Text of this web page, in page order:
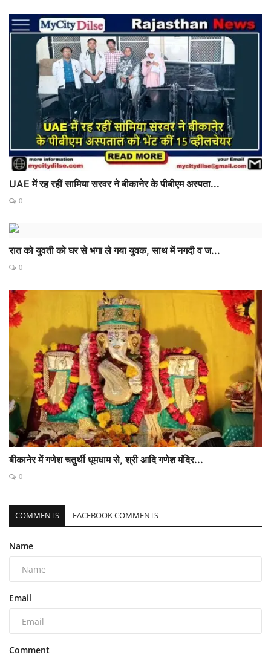
UAE में रह रहीं सामिया सरवर ने बीकानेर के पीबीएम अस्पता...
0
रात को युवती को घर से भगा ले गया युवक, साथ में नगदी व ज...
0
बीकानेर में गणेश चतुर्थी धूमधाम से, श्री आदि गणेश मंदिर...
0
COMMENTS FACEBOOK COMMENTS
Name
Email
Comment